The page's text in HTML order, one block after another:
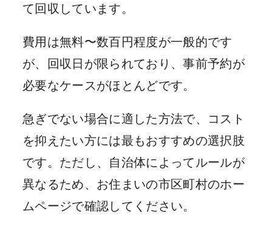
て回収しています。
費用は無料〜数百円程度が一般的です
が、回収日が限られており、事前予約が
必要なケースがほとんどです。
急ぎでない場合に適した方法で、コスト
を抑えたい方には最もおすすめの選択肢
です。ただし、自治体によってルールが
異なるため、お住まいの市区町村のホー
ムページで確認してください。